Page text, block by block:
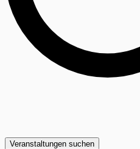
Veranstaltungen suchen